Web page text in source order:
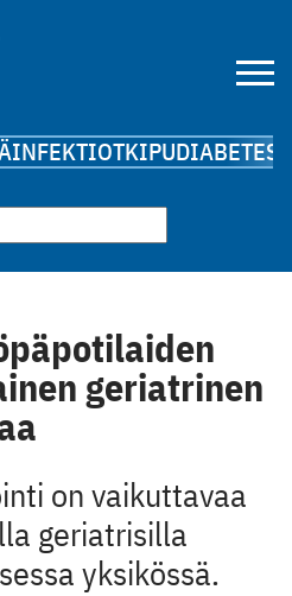
INFEKTIOTKIPUDIABETES
geriatrinen
on vaikuttavaa
geriatrisilla
yksikössä.